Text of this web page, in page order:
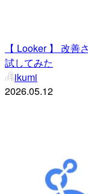
【 Looker 】 改
試してみた
ikumi
2026.05.12